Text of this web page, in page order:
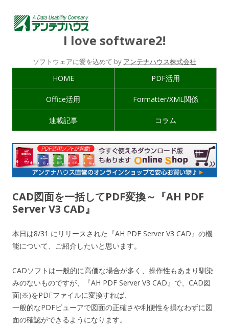
I love software2!
ソフトウェアに愛を込めて by アンテナハウス株式会社
HOME PDF活用
Office活用 Formatter/XML関係
連載記事 コラム
CAD図面を一括してPDF変換～『AH PDF
Server V3 CAD』
本日は8/31 にリリースされた『AH PDF Server V3 CAD』の機
能について、ご紹介したいと思います。
CADソフトは一般的に高価な場合が多く、操作性もあまり馴染
みのないものですが、『AH PDF Server V3 CAD』で、CAD図
面(※)をPDFファイルに変換すれば、
一般的なPDFビューアで図面の正確さや利便性を損なわずに図
面の確認ができるようになります。